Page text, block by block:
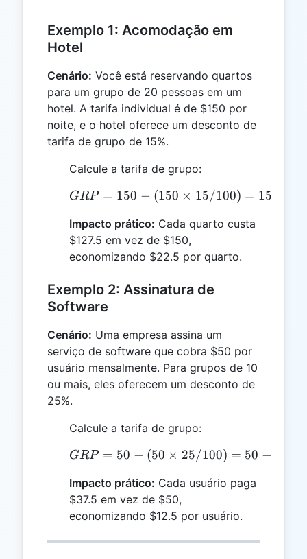
Exemplo 1: Acomodação em
Hotel
Cenário: Você está reservando quartos
para um grupo de 20 pessoas em um
hotel. A tarifa individual é de $150 por
noite, e o hotel oferece um desconto de
tarifa de grupo de 15%.
Calcule a tarifa de grupo:
GRP = 150 - (150
GRP = 150 − (150 × 15/100) = 150
Impacto prático: Cada quarto custa
$127.5 em vez de $150,
economizando $22.5 por quarto.
Exemplo 2: Assinatura de
Software
Cenário: Uma empresa assina um
serviço de software que cobra $50 por
usuário mensalmente. Para grupos de 10
ou mais, eles oferecem um desconto de
25%.
Calcule a tarifa de grupo:
GRP = 50 - (50 \times
GRP = 50 − (50 × 25/100) = 50 −
Impacto prático: Cada usuário paga
$37.5 em vez de $50,
economizando $12.5 por usuário.